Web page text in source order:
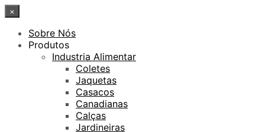
×
Sobre Nós
Produtos
Industria Alimentar
Coletes
Jaquetas
Casacos
Canadianas
Calças
Jardineiras